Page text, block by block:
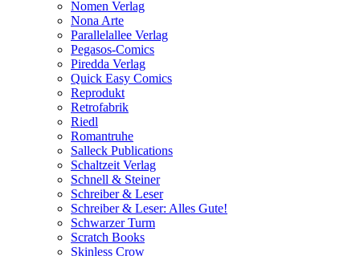
Nomen Verlag
Nona Arte
Parallelallee Verlag
Pegasos-Comics
Piredda Verlag
Quick Easy Comics
Reprodukt
Retrofabrik
Riedl
Romantruhe
Salleck Publications
Schaltzeit Verlag
Schnell & Steiner
Schreiber & Leser
Schreiber & Leser: Alles Gute!
Schwarzer Turm
Scratch Books
Skinless Crow